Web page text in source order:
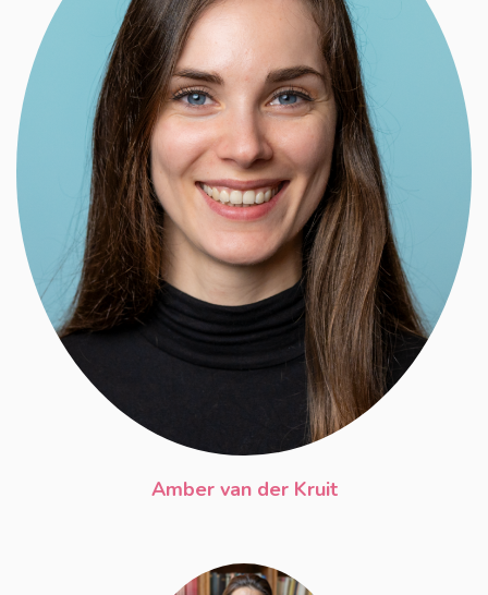
Amber van der Kruit